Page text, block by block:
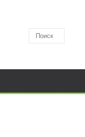
Поиск по складу